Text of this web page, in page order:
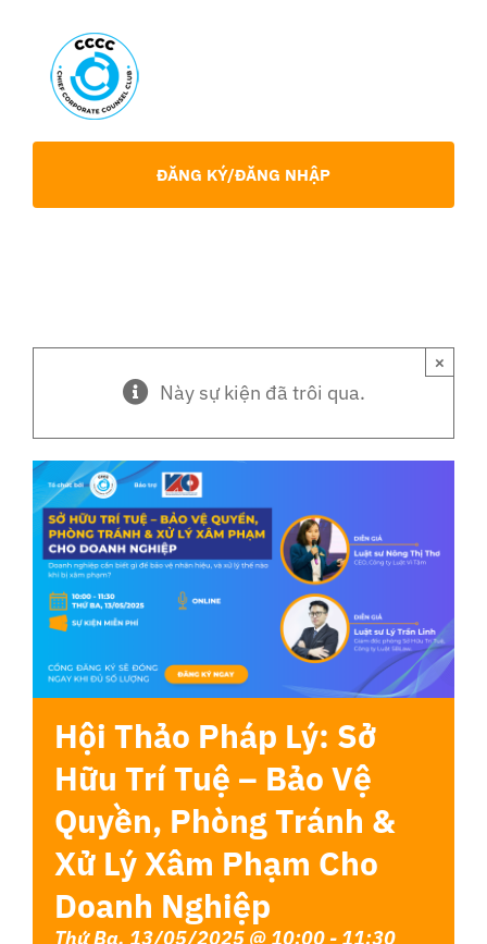
content
Chia Sẻ Chuyên Môn
Tin tức
Liên Hệ
ĐĂNG KÝ/ĐĂNG NHẬP
Này sự kiện đã trôi qua.
×
Hội Thảo Pháp Lý: Sở
Hữu Trí Tuệ – Bảo Vệ
Quyền, Phòng Tránh &
Xử Lý Xâm Phạm Cho
Doanh Nghiệp
Thứ Ba, 13/05/2025 @ 10:00 - 11:30